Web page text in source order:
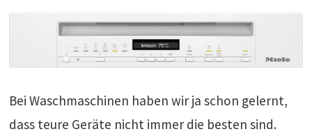
Bei Waschmaschinen haben wir ja schon gelernt,
dass teure Geräte nicht immer die besten sind.